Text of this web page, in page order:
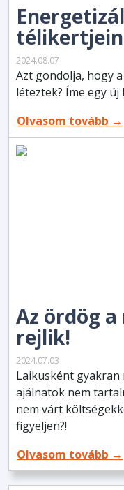
2024.08.07
Azt gondolja, hogy
léteztek? Íme egy
Olvasom tovább →
Az ördög
rejlik!
2024.07.03
Laikusként gyakran
ajálnatok nem
nem várt
figyeljen?!
Olvasom tovább →